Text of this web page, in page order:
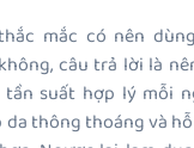
mắc có nên
câu trả lời là
suất hợp lý mỗi
thông thoáng và